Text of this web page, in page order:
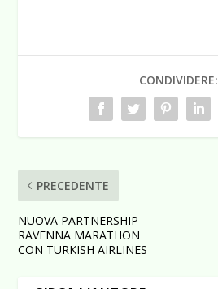
CONDIVIDERE:
PRECEDENTE
NUOVA PARTNERSHIP
RAVENNA MARATHON
CON TURKISH AIRLINES